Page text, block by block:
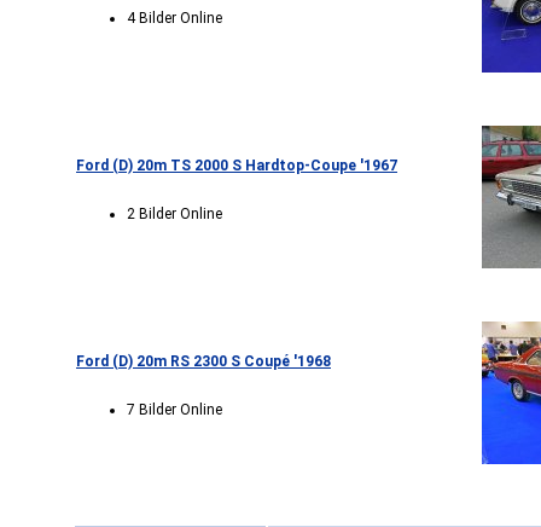
4 Bilder Online
Ford (D) 20m TS 2000 S Hardtop-Coupe '1967
2 Bilder Online
Ford (D) 20m RS 2300 S Coupé '1968
7 Bilder Online